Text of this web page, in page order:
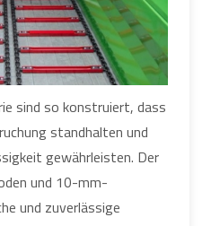
sind so konstruiert, dass
standhalten und
gewährleisten. Der
und 10-mm-
und zuverlässige